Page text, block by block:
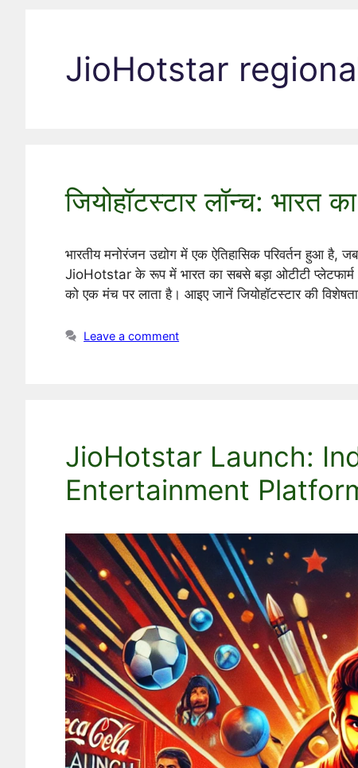
JioHotstar
जियोहॉटस्टार लॉन्च: भारत
भारतीय मनोरंजन उद्योग में एक ऐतिहासिक परिवर्तन
JioHotstar के रूप में भारत का सबसे बड़ा ओटीटी प्लेटफार्म
को एक मंच पर लाता है। आइए जानें जियोहॉटस्टार की
Leave a comment
JioHotstar Launch:
Entertainment